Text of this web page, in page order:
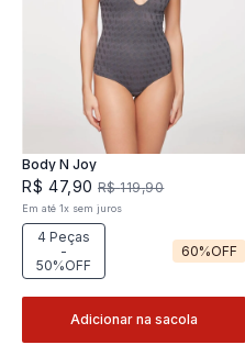
Body N Joy
R$ 47,90 R$ 119,90
Em até1x sem juros
4 Peças
-
50%OFF
60%OFF
Adicionar na sacola